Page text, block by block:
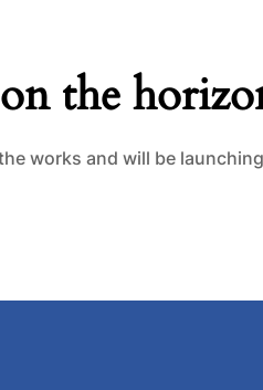
the
works and will be